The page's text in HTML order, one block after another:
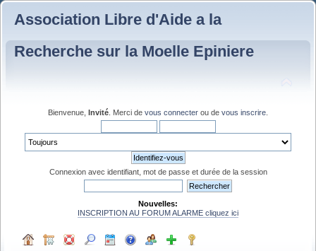
Association Libre d'Aide a la
Recherche sur la Moelle Epiniere
Bienvenue, Invité . Merci de vous connecter ou de vous inscrire
Connexion avec identifiant, mot de passe et durée de la session
Nouvelles:
INSCRIPTION AU FORUM ALARME cliquez ici